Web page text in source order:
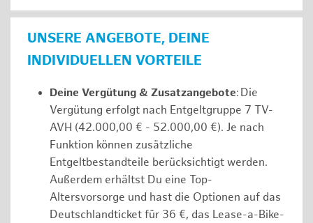
UNSERE ANGEBOTE, DEINE
INDIVIDUELLEN VORTEILE
Deine Vergütung & Zusatzangebote: Die
Vergütung erfolgt nach Entgeltgruppe 7 TV-
AVH (42.000,00 € - 52.000,00 €). Je nach
Funktion können zusätzliche
Entgeltbestandteile berücksichtigt werden.
Außerdem erhältst Du eine Top-
Altersvorsorge und hast die Optionen auf das
Deutschlandticket für 36 €, das Lease-a-Bike-